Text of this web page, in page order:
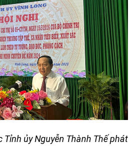
ủy Nguyễn Thành Thế phát